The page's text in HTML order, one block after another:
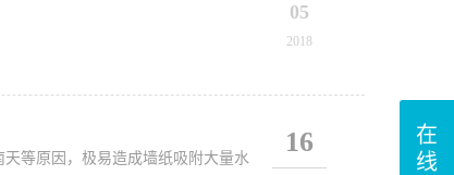
05
2018
等原因，极易造成墙纸吸附大量水
16
在
线